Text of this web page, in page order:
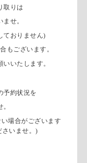
取りは
せ。
ておりません)
もございます。
いたします。
予約状況を
場合がございます
さいませ。)